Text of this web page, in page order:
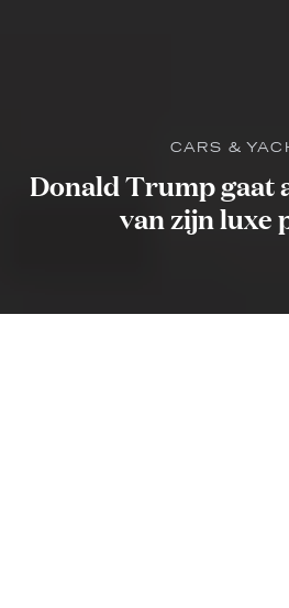
CARS &
Donald Trump gaat
van zijn luxe